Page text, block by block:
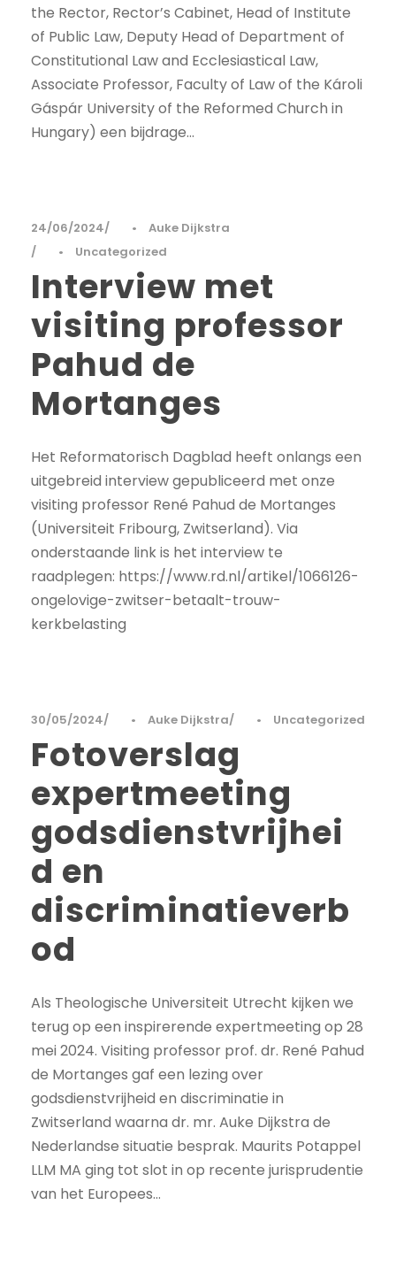
the Rector, Rector’s Cabinet, Head of Institute
of Public Law, Deputy Head of Department of
Constitutional Law and Ecclesiastical Law,
Associate Professor, Faculty of Law of the Károli
Gáspár University of the Reformed Church in
Hungary) een bijdrage...
24/06/2024 •
Auke Dijkstra
•
Uncategorized
Interview met
visiting professor
Pahud de
Mortanges
Het Reformatorisch Dagblad heeft onlangs een
uitgebreid interview gepubliceerd met onze
visiting professor René Pahud de Mortanges
(Universiteit Fribourg, Zwitserland). Via
onderstaande link is het interview te
raadplegen: https://www.rd.nl/artikel/1066126-
ongelovige-zwitser-betaalt-trouw-
kerkbelasting
30/05/2024 • Auke Dijkstra • Uncategorized
Fotoverslag
expertmeeting
godsdienstvrijhei
d en
discriminatieverb
od
Als Theologische Universiteit Utrecht kijken we
terug op een inspirerende expertmeeting op 28
mei 2024. Visiting professor prof. dr. René Pahud
de Mortanges gaf een lezing over
godsdienstvrijheid en discriminatie in
Zwitserland waarna dr. mr. Auke Dijkstra de
Nederlandse situatie besprak. Maurits Potappel
LLM MA ging tot slot in op recente jurisprudentie
van het Europees...